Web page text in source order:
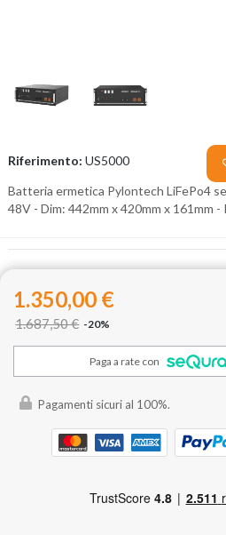
Riferimento: US5000
Batteria ermetica Pylontech LiFePo4
48V - Dim: 442mm x 420mm x 161mm -
1.350,00 €
1.687,50 € -20%
Paga a rate con
Pagamenti sicuri al 100%.